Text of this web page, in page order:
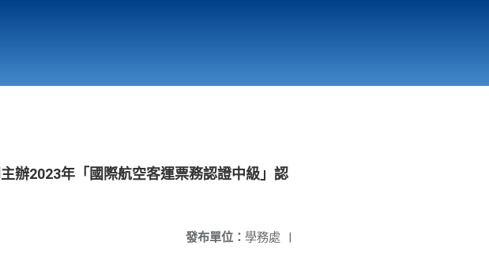
辦2023年「國際航空客運票務認證中級」認
發布單位： 學務處 |